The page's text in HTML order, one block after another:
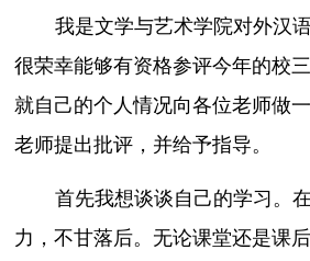
我是文学与艺术学院对外汉
很荣幸能够有资格参评今年的校
就自己的个人情况向各位老师做
老师提出批评，并给予指导。
首先我想谈谈自己的学习。
力，不甘落后。无论课堂还是课